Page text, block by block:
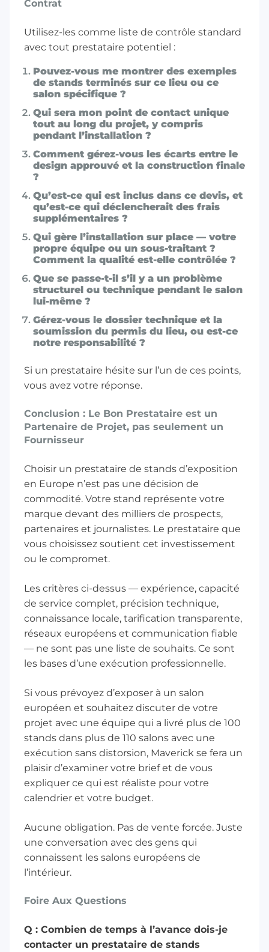
Contrat
Utilisez-les comme liste de contrôle standard
avec tout prestataire potentiel :
Pouvez-vous me montrer des exemples
de stands terminés sur ce lieu ou ce
salon spécifique ?
Qui sera mon point de contact unique
tout au long du projet, y compris
pendant l’installation ?
Comment gérez-vous les écarts entre le
design approuvé et la construction finale
?
Qu’est-ce qui est inclus dans ce devis, et
qu’est-ce qui déclencherait des frais
supplémentaires ?
Qui gère l’installation sur place — votre
propre équipe ou un sous-traitant ?
Comment la qualité est-elle contrôlée ?
Que se passe-t-il s’il y a un problème
structurel ou technique pendant le salon
lui-même ?
Gérez-vous le dossier technique et la
soumission du permis du lieu, ou est-ce
notre responsabilité ?
Si un prestataire hésite sur l’un de ces points,
vous avez votre réponse.
Conclusion : Le Bon Prestataire est un
Partenaire de Projet, pas seulement un
Fournisseur
Choisir un prestataire de stands d’exposition
en Europe n’est pas une décision de
commodité. Votre stand représente votre
marque devant des milliers de prospects,
partenaires et journalistes. Le prestataire que
vous choisissez soutient cet investissement
ou le compromet.
Les critères ci-dessus — expérience, capacité
de service complet, précision technique,
connaissance locale, tarification transparente,
réseaux européens et communication fiable
— ne sont pas une liste de souhaits. Ce sont
les bases d’une exécution professionnelle.
Si vous prévoyez d’exposer à un salon
européen et souhaitez discuter de votre
projet avec une équipe qui a livré plus de 100
stands dans plus de 110 salons avec une
exécution sans distorsion, Maverick se fera un
plaisir d’examiner votre brief et de vous
expliquer ce qui est réaliste pour votre
calendrier et votre budget.
Aucune obligation. Pas de vente forcée. Juste
une conversation avec des gens qui
connaissent les salons européens de
l’intérieur.
Foire Aux Questions
Q : Combien de temps à l’avance dois-je
contacter un prestataire de stands